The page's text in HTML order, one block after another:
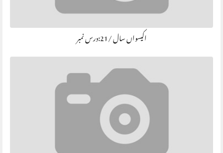
اکیسواں سال /21:درس نمبر